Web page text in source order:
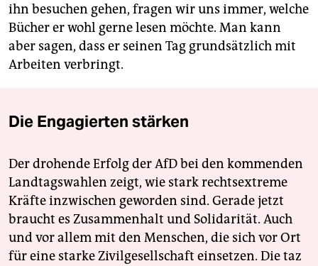
ihn besuchen gehen, fragen wir uns immer, welche
Bücher er wohl gerne lesen möchte. Man kann
aber sagen, dass er seinen Tag grundsätzlich mit
Arbeiten verbringt.
Die Engagierten stärken
Der drohende Erfolg der AfD bei den kommenden
Landtagswahlen zeigt, wie stark rechtsextreme
Kräfte inzwischen geworden sind. Gerade jetzt
braucht es Zusammenhalt und Solidarität. Auch
und vor allem mit den Menschen, die sich vor Ort
für eine starke Zivilgesellschaft einsetzen. Die taz